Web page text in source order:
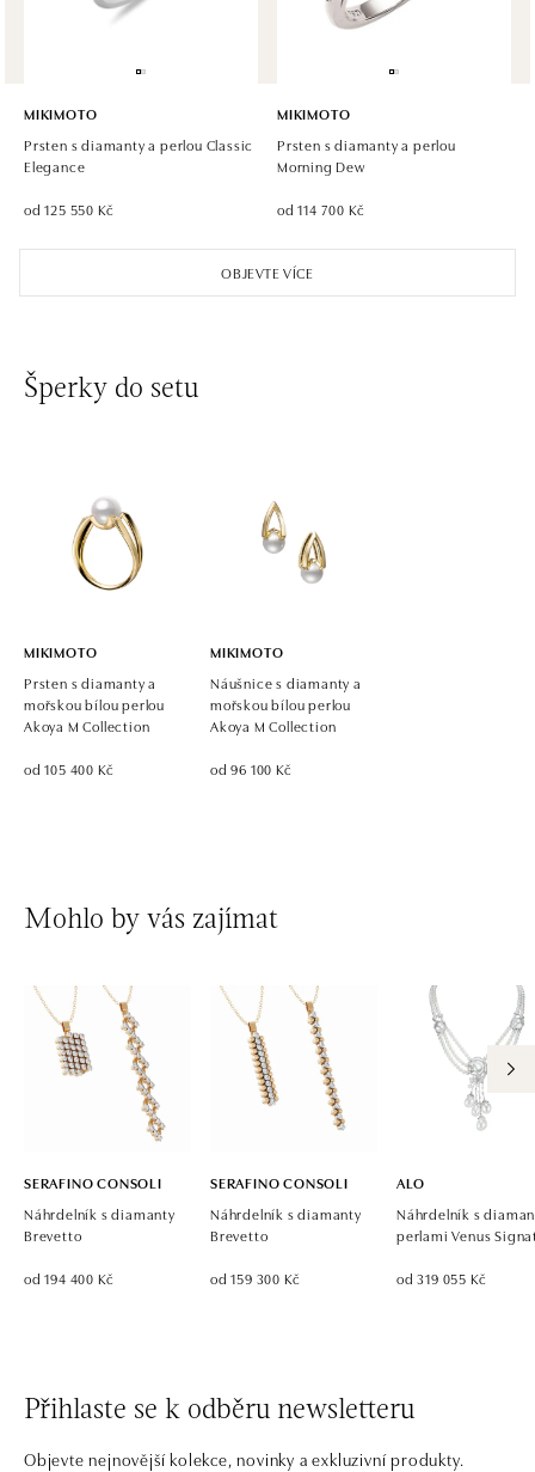
OBJEVTE VÍCE
MIKIMOTO
Prsten s diamanty a perlou Classic
Elegance
od 125 550 Kč
MIKIMOTO
Prsten s diamanty a perlou
Morning Dew
od 114 700 Kč
Šperky do setu
MIKIMOTO
Prsten s diamanty a
mořskou bílou perlou
Akoya M Collection
od 105 400 Kč
MIKIMOTO
Náušnice s diamanty a
mořskou bílou perlou
Akoya M Collection
od 96 100 Kč
Mohlo by vás zajímat
SERAFINO CONSOLI
Náhrdelník s diamanty
Brevetto
od 194 400 Kč
SERAFINO CONSOLI
Náhrdelník s diamanty
Brevetto
od 159 300 Kč
ALO
Náhrdelník s
perlami Venus
od 319 055 Kč
Přihlaste se k odběru newsletteru
Objevte nejnovější kolekce, novinky a exkluzivní produkty.